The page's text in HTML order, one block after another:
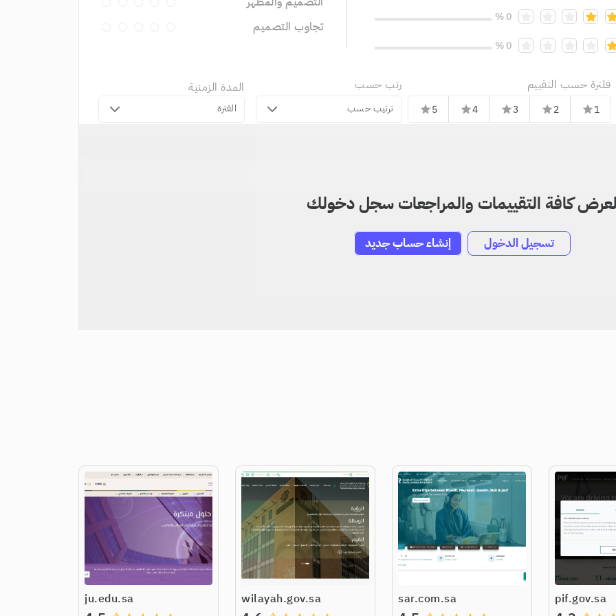
0 %
0 %
تجاوب التصميم
فلترة حسب التقييم
1
star
2
star
3
star
4
star
5
star
رتب حسب
ترتيب حسب
المدة الزمنية
الفترة
لعرض كافة التقييمات والمراجعات سجل دخولك
تسجيل الدخول إنشاء حساب جديد
pif.gov.sa
sar.com.sa
wilayah.gov.sa
ju.edu.sa